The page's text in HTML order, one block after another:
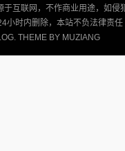
于互联网，不作商业用途，如侵
小时内删除，本站不负法律责任
. THEME BY MUZIANG